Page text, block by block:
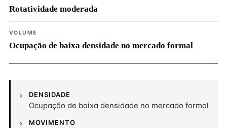
Rotatividade moderada
VOLUME
Ocupação de baixa densidade no mercado formal
DENSIDADE
Ocupação de baixa densidade no mercado formal
MOVIMENTO